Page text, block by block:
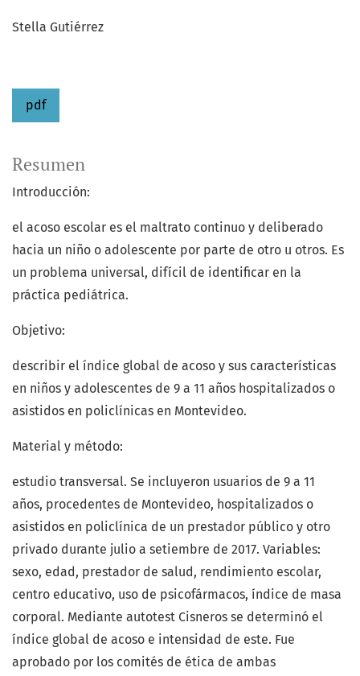
Stella Gutiérrez
pdf
Resumen
Introducción:
el acoso escolar es el maltrato continuo y deliberado
hacia un niño o adolescente por parte de otro u otros. Es
un problema universal, difícil de identificar en la
práctica pediátrica.
Objetivo:
describir el índice global de acoso y sus características
en niños y adolescentes de 9 a 11 años hospitalizados o
asistidos en policlínicas en Montevideo.
Material y método:
estudio transversal. Se incluyeron usuarios de 9 a 11
años, procedentes de Montevideo, hospitalizados o
asistidos en policlínica de un prestador público y otro
privado durante julio a setiembre de 2017. Variables:
sexo, edad, prestador de salud, rendimiento escolar,
centro educativo, uso de psicofármacos, índice de masa
corporal. Mediante autotest Cisneros se determinó el
índice global de acoso e intensidad de este. Fue
aprobado por los comités de ética de ambas